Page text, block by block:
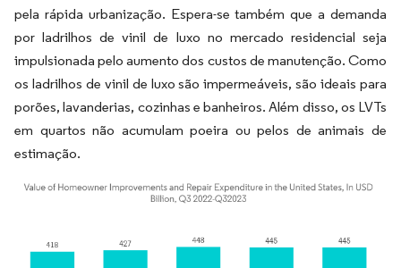
pela rápida urbanização. Espera-se também que a demanda
por ladrilhos de vinil de luxo no mercado residencial seja
impulsionada pelo aumento dos custos de manutenção. Como
os ladrilhos de vinil de luxo são impermeáveis, são ideais para
porões, lavanderias, cozinhas e banheiros. Além disso, os LVTs
em quartos não acumulam poeira ou pelos de animais de
estimação.